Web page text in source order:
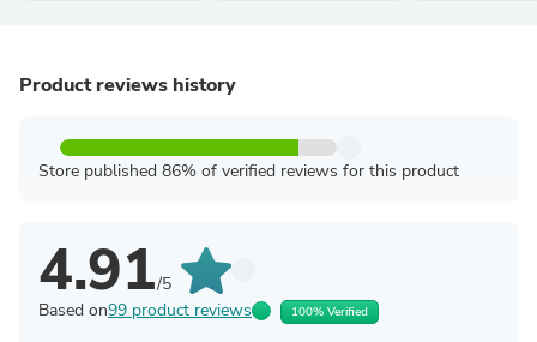
Product reviews history
Store published 86% of verified reviews for this product
4.91/5
Based on99 product reviews 100% Verified